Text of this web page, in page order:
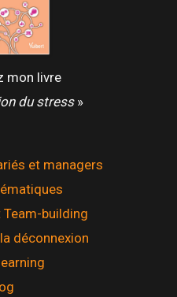
mon livre
du stress»
et managers
Team-building
déconnexion